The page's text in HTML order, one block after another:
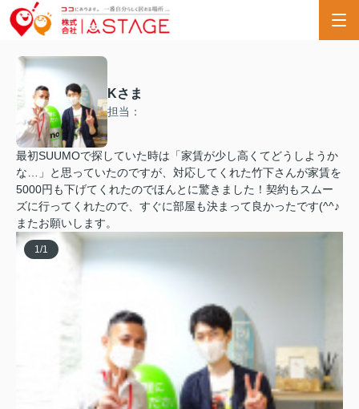
Kさま
担当：
最初SUUMOで探していた時は「家賃が少し高くてどうしようか
な…」と思っていたのですが、対応してくれた竹下さんが家賃を
5000円も下げてくれたのでほんとに驚きました！契約もスムー
ズに行ってくれたので、すぐに部屋も決まって良かったです(^^♪
またお願いします。
1/1